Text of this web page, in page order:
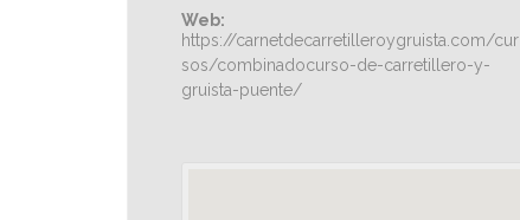
Web:
https://carnetdecarretilleroygruista.com/cur
sos/combinadocurso-de-carretillero-y-
gruista-puente/